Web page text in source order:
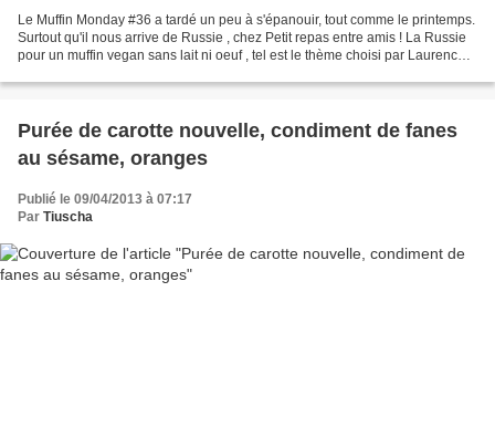
Le Muffin Monday #36 a tardé un peu à s'épanouir, tout comme le printemps.
Surtout qu'il nous arrive de Russie , chez Petit repas entre amis ! La Russie
pour un muffin vegan sans lait ni oeuf , tel est le thème choisi par Laurence
Purée de carotte nouvelle, condiment de fanes
au sésame, oranges
Publié le 09/04/2013 à 07:17
Par Tiuscha